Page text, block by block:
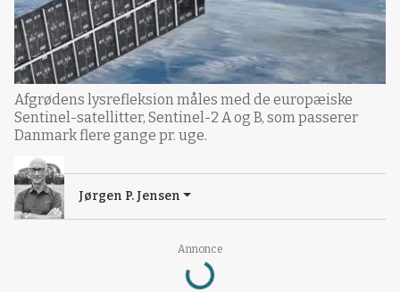
Annonce
Loading...
Afgrødens lysrefleksion måles med de europæiske
Sentinel-satellitter, Sentinel-2 A og B, som passerer
Danmark flere gange pr. uge.
Jørgen P. Jensen